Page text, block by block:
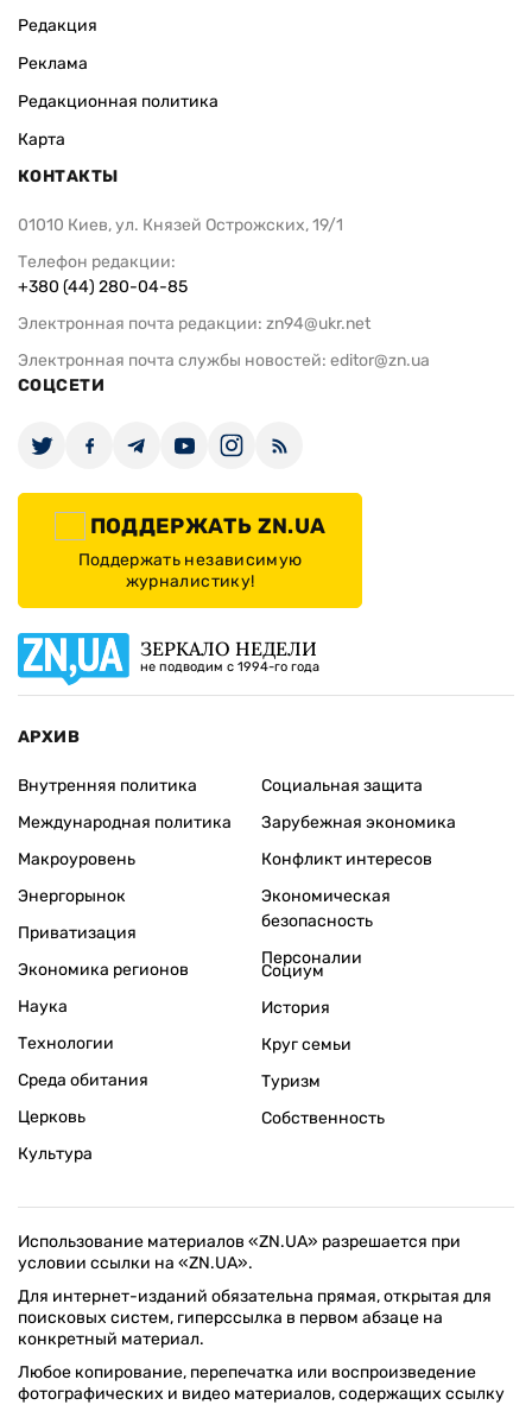
Редакция
Реклама
Редакционная политика
Карта
КОНТАКТЫ
01010 Киев, ул. Князей Острожских, 19/1
Телефон редакции:
+380 (44) 280-04-85
Электронная почта редакции: zn94@ukr.net
Электронная почта службы новостей: editor@zn.ua
СОЦСЕТИ
ПОДДЕРЖАТЬ ZN.UA
Поддержать независимую
журналистику!
ЗЕРКАЛО НЕДЕЛИ
не подводим с 1994-го года
АРХИВ
Внутренняя политика
Международная политика
Макроуровень
Энергорынок
Приватизация
Экономика регионов
Социальная защита
Зарубежная экономика
Конфликт интересов
Экономическая
безопасность
Персоналии
Наука
Технологии
Среда обитания
Церковь
Культура
Социум
История
Круг семьи
Туризм
Собственность
Использование материалов «ZN.UA» разрешается при
условии ссылки на «ZN.UA».
Для интернет-изданий обязательна прямая, открытая для
поисковых систем, гиперссылка в первом абзаце на
конкретный материал.
Любое копирование, перепечатка или воспроизведение
фотографических и видео материалов, содержащих ссылку